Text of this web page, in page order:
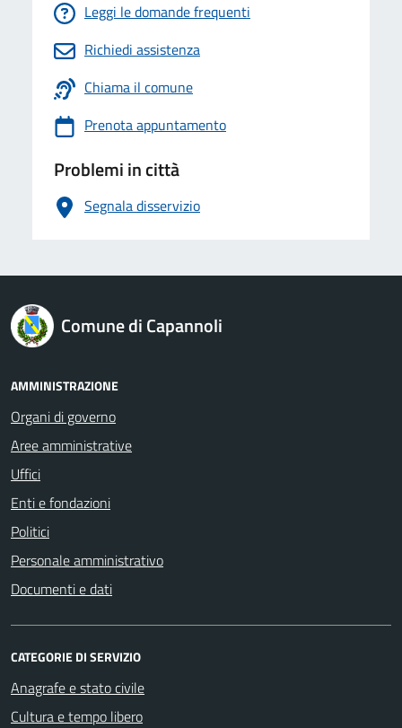
Leggi le domande frequenti
Richiedi assistenza
Chiama il comune
Prenota appuntamento
Problemi in città
Segnala disservizio
logo Unione Europea
Comune di Capannoli
AMMINISTRAZIONE
Organi di governo
Aree amministrative
Uffici
Enti e fondazioni
Politici
Personale amministrativo
Documenti e dati
CATEGORIE DI SERVIZIO
Anagrafe e stato civile
Cultura e tempo libero